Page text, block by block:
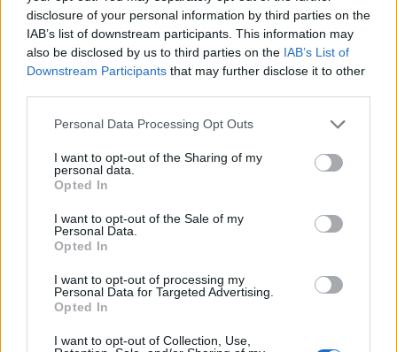
disclosure of your personal information by third parties on the
IAB’s list of downstream participants. This information may
also be disclosed by us to third parties on the IAB’s List of
Downstream Participants that may further disclose it to other
Personal Data Processing Opt Outs
I want to opt-out of the Sharing of my
personal data.
Opted In
I want to opt-out of the Sale of my
Personal Data.
Opted In
I want to opt-out of processing my
Personal Data for Targeted Advertising.
Opted In
I want to opt-out of Collection, Use,